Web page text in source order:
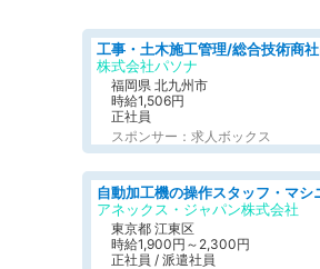
株式会社パソナ
福岡県 北九州市
時給1,506円
正社員
スポンサー：求人ボックス
アネックス・ジャパン株式会社
東京都 江東区
時給1,900円～2,300円
正社員 / 派遣社員